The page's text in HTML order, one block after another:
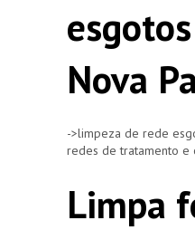
Nova
->limpeza de rede
redes de tratamento e
Limpa